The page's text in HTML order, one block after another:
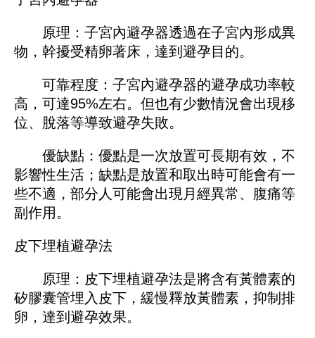
原理：子宮內避孕器透過在子宮內形成異
物，幹擾受精卵著床，達到避孕目的。
可靠程度：子宮內避孕器的避孕成功率較
高，可達95%左右。但也有少數情況會出現移
位、脫落等導致避孕失敗。
優缺點：優點是一次放置可長期有效，不
影響性生活；缺點是放置和取出時可能會有一
些不適，部分人可能會出現月經異常、腹痛等
副作用。
皮下埋植避孕法
原理：皮下埋植避孕法是將含有黃體素的
矽膠囊管埋入皮下，緩慢釋放黃體素，抑制排
卵，達到避孕效果。